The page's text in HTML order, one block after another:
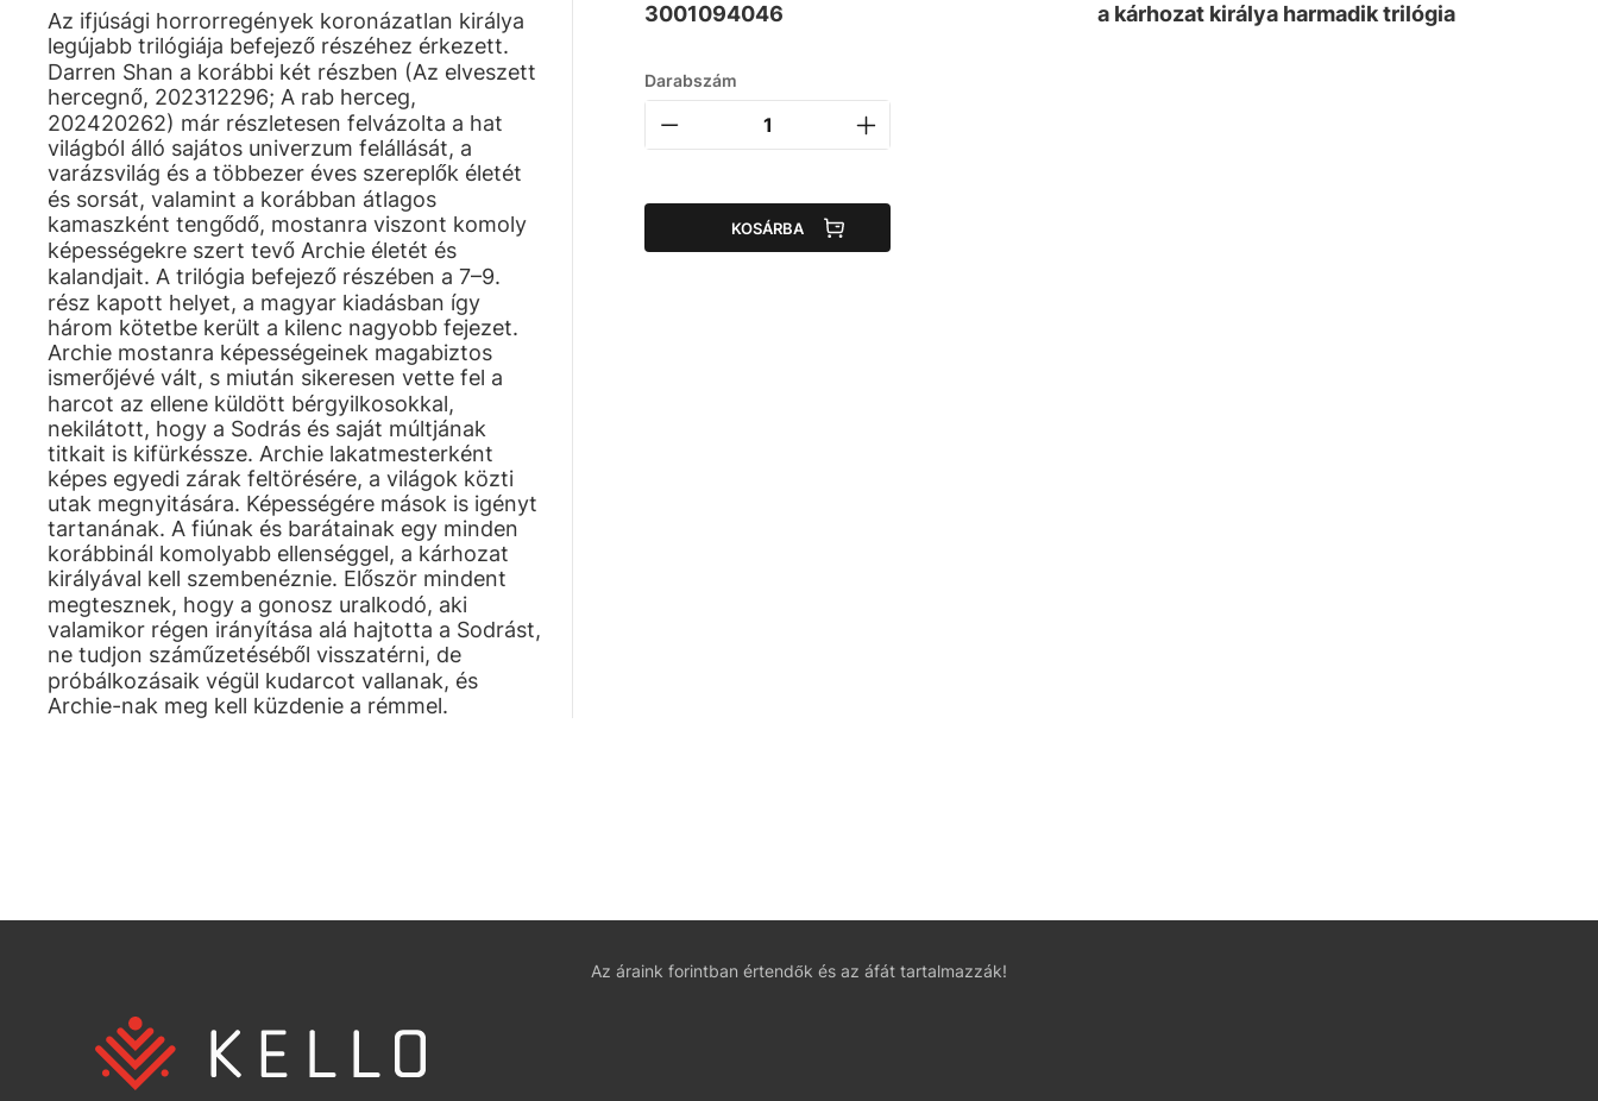
Az ifjúsági horrorregények koronázatlan királya
legújabb trilógiája befejező részéhez érkezett.
Darren Shan a korábbi két részben (Az elveszett
hercegnő, 202312296; A rab herceg,
202420262) már részletesen felvázolta a hat
világból álló sajátos univerzum felállását, a
varázsvilág és a többezer éves szereplők életét
és sorsát, valamint a korábban átlagos
kamaszként tengődő, mostanra viszont komoly
képességekre szert tevő Archie életét és
kalandjait. A trilógia befejező részében a 7–9.
rész kapott helyet, a magyar kiadásban így
három kötetbe került a kilenc nagyobb fejezet.
Archie mostanra képességeinek magabiztos
ismerőjévé vált, s miután sikeresen vette fel a
harcot az ellene küldött bérgyilkosokkal,
nekilátott, hogy a Sodrás és saját múltjának
titkait is kifürkéssze. Archie lakatmesterként
képes egyedi zárak feltörésére, a világok közti
utak megnyitására. Képességére mások is igényt
tartanának. A fiúnak és barátainak egy minden
korábbinál komolyabb ellenséggel, a kárhozat
királyával kell szembenéznie. Először mindent
megtesznek, hogy a gonosz uralkodó, aki
valamikor régen irányítása alá hajtotta a Sodrást,
ne tudjon száműzetéséből visszatérni, de
próbálkozásaik végül kudarcot vallanak, és
Archie-nak meg kell küzdenie a rémmel.
3001094046 a kárhozat királya harmadik trilógia
Darabszám
KOSÁRBA
Az áraink forintban értendők és az áfát tartalmazzák!